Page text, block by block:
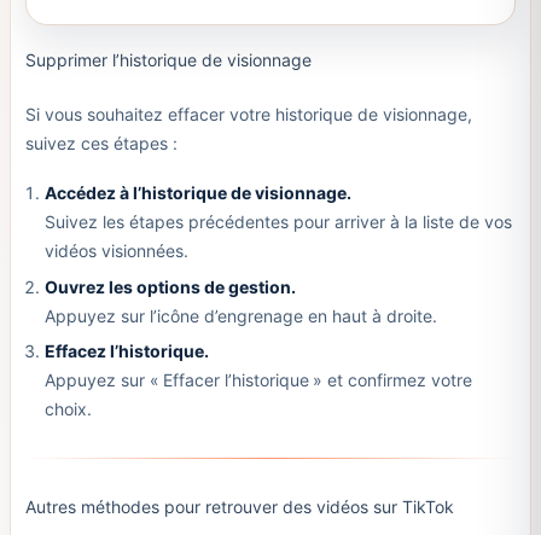
Supprimer l’historique de visionnage
Si vous souhaitez effacer votre historique de visionnage,
suivez ces étapes :
Accédez à l’historique de visionnage.
Suivez les étapes précédentes pour arriver à la liste de vos
vidéos visionnées.
Ouvrez les options de gestion.
Appuyez sur l’icône d’engrenage en haut à droite.
Effacez l’historique.
Appuyez sur « Effacer l’historique » et confirmez votre
choix.
Autres méthodes pour retrouver des vidéos sur TikTok